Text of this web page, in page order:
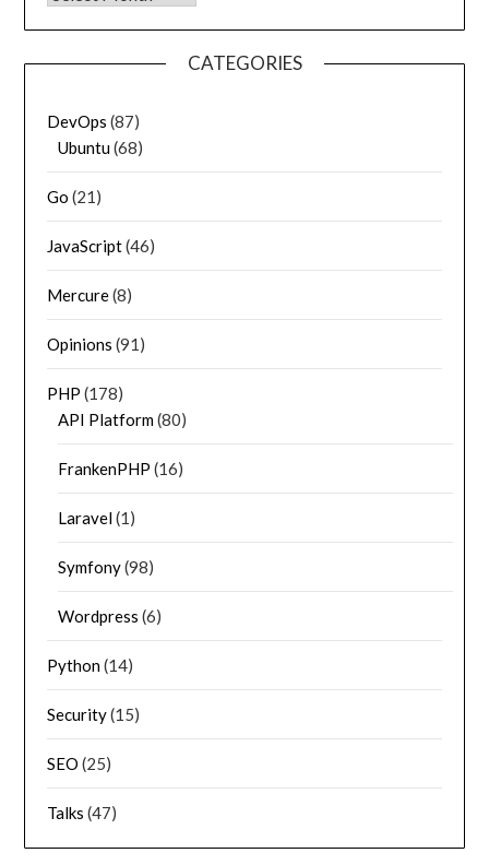
CATEGORIES
DevOps (87)
Ubuntu(68)
Go (21)
JavaScript(46)
Mercure(8)
Opinions (91)
PHP (178)
API Platform(80)
FrankenPHP (16)
Laravel(1)
Symfony(98)
Wordpress (6)
Python(14)
Security(15)
SEO (25)
Talks (47)